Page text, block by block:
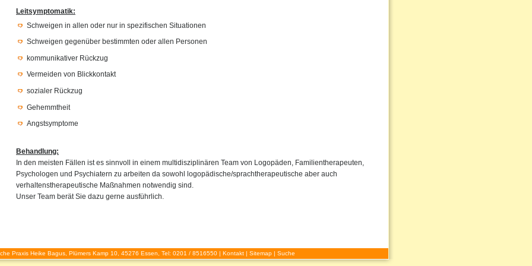
Leitsymptomatik:
Schweigen in allen oder nur in spezifischen Situationen
Schweigen gegenüber bestimmten oder allen Personen
kommunikativer Rückzug
Vermeiden von Blickkontakt
sozialer Rückzug
Gehemmtheit
Angstsymptome
Behandlung:
In den meisten Fällen ist es sinnvoll in einem multidisziplinären Team von Logopäden, Familientherapeuten,
Psychologen und Psychiatern zu arbeiten da sowohl logopädische/sprachtherapeutische aber auch
verhaltenstherapeutische Maßnahmen notwendig sind.
Unser Team berät Sie dazu gerne ausführlich.
Praxis Heike Bagus, Plümers Kamp 10, 45276 Essen, Tel: 0201 / 8516550 | Kontakt | Sitemap | Suche